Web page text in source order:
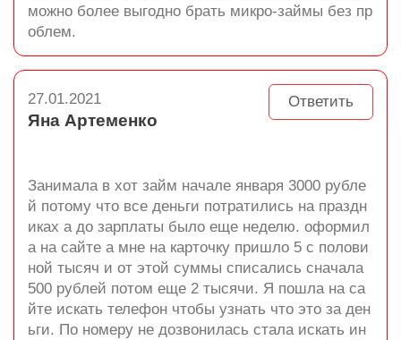
можно более выгодно брать микро-займы без пр
облем.
Ответить
27.01.2021
Яна Артеменко
Занимала в хот займ начале января 3000 рубле
й потому что все деньги потратились на праздн
иках а до зарплаты было еще неделю. оформил
а на сайте а мне на карточку пришло 5 с полови
ной тысяч и от этой суммы списались сначала
500 рублей потом еще 2 тысячи. Я пошла на са
йте искать телефон чтобы узнать что это за ден
ьги. По номеру не дозвонилась стала искать ин